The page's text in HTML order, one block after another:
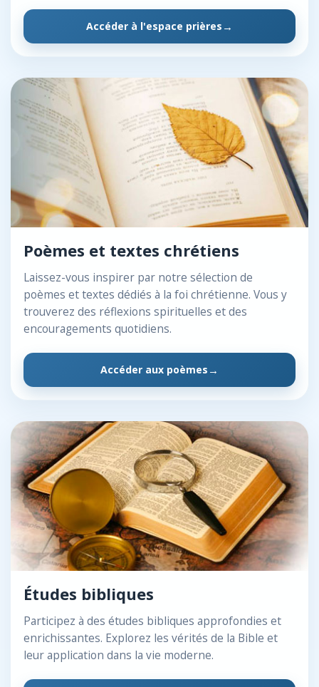
Accéder à l'espace prières
Poèmes et textes chrétiens
Laissez-vous inspirer par notre sélection de
poèmes et textes dédiés à la foi chrétienne. Vous y
trouverez des réflexions spirituelles et des
encouragements quotidiens.
Accéder aux poèmes
Études bibliques
Participez à des études bibliques approfondies et
enrichissantes. Explorez les vérités de la Bible et
leur application dans la vie moderne.